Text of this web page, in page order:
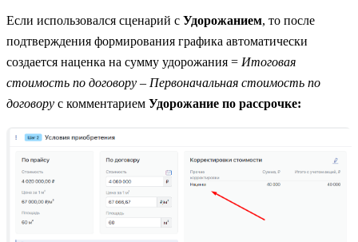
Если использовался сценарий с Удорожанием, то после
подтверждения формирования графика автоматически
создается наценка на сумму удорожания = Итоговая
стоимость по договору – Первоначальная стоимость по
договору с комментарием Удорожание по рассрочке: